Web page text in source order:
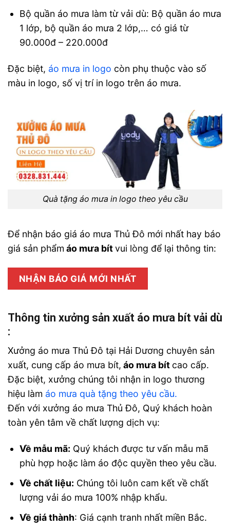
Bộ quần áo mưa làm từ vải dù: Bộ quần áo mưa
1 lớp, bộ quần áo mưa 2 lớp,… có giá từ
90.000đ – 220.000đ
Đặc biệt, áo mưa in logo còn phụ thuộc vào số
màu in logo, số vị trí in logo trên áo mưa.
Quà tặng áo mưa in logo theo yêu cầu
Để nhận báo giá áo mưa Thủ Đô mới nhất hay báo
giá sản phẩm áo mưa bítvui lòng để lại thông tin:
NHẬN BÁO GIÁ MỚI NHẤT
Thông tin xưởng sản xuất áo mưa bít vải dù
:
Xưởng áo mưa Thủ Đô tại Hải Dương chuyên sản
xuất, cung cấp áo mưa bít, áo mưa bít cao cấp.
Đặc biệt, xưởng chúng tôi nhận in logo thương
hiệu làm áo mưa quà tặng theo yêu cầu.
Đến với xưởng áo mưa Thủ Đô, Quý khách hoàn
toàn yên tâm về chất lượng dịch vụ:
Về mẫu mã: Quý khách được tư vấn mẫu mã
phù hợp hoặc làm áo độc quyền theo yêu cầu.
Về chất liệu: Chúng tôi luôn cam kết về chất
lượng vải áo mưa 100% nhập khẩu.
Về giá thành: Giá cạnh tranh nhất miền Bắc.